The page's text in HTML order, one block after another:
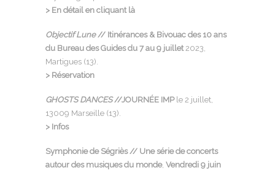
> En détail en cliquant là
Objectif Lune// Itinérances & Bivouac des 10 ans
du Bureau des Guides du 7 au 9 juillet2023,
Martigues (13).
> Réservation
GHOSTS DANCES//JOURNÉE IMPle 2 juillet,
13009 Marseille (13).
> Infos
Symphonie de Ségriès // Une série de concerts
autour des musiques du monde, Vendredi 9 juin